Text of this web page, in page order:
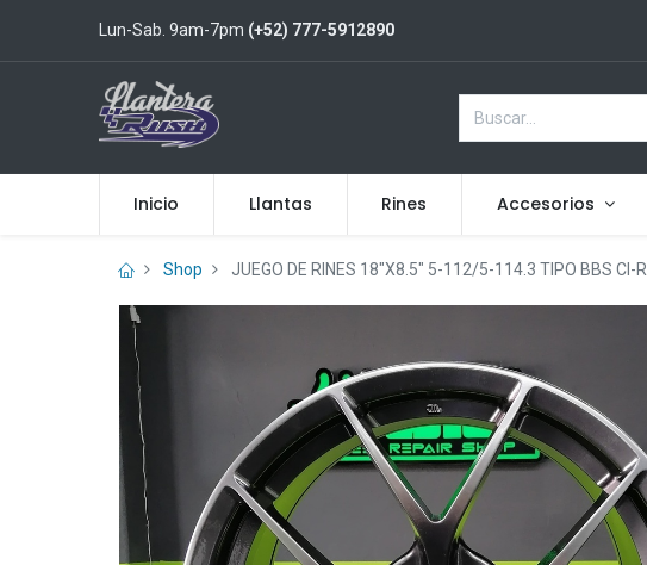
Lun-Sab. 9am-7pm (+52) 777-5912890
Inicio Llantas Rines Accesorios
Shop JUEGO DE RINES 18"X8.5" 5-112/5-114.3 TIPO BBS CI-R